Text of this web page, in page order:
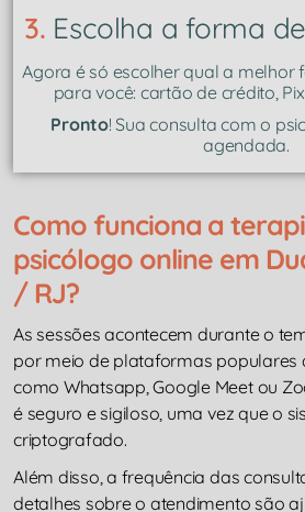
3. Escolha a forma
Agora é só escolher qual a
para você: cartão de crédito,
Pronto! Sua consulta com o
agendada.
Como funciona a
psicólogo online em
/ RJ?
As sessões acontecem durante o
por meio de plataformas populares
como Whatsapp, Google Meet ou
é seguro e sigiloso, uma vez que o
criptografado.
Além disso, a frequência das
detalhes sobre o atendimento são